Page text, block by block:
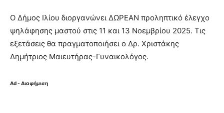
Ο Δήμος Ιλίου διοργανώνει ΔΩΡΕΑΝ προληπτικό έλεγχο
ψηλάφησης μαστού στις 11 και 13 Νοεμβρίου 2025. Τις
εξετάσεις θα πραγματοποιήσει ο Δρ. Χριστάκης
Δημήτριος Μαιευτήρας-Γυναικολόγος.
Ad - Διαφήμιση